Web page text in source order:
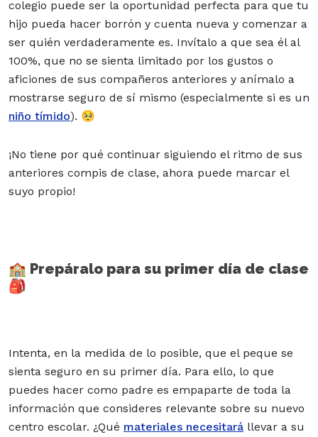
colegio puede ser la oportunidad perfecta para que tu
hijo pueda hacer borrón y cuenta nueva y comenzar a
ser quién verdaderamente es. Invítalo a que sea él al
100%, que no se sienta limitado por los gustos o
aficiones de sus compañeros anteriores y anímalo a
mostrarse seguro de sí mismo (especialmente si es un
niño tímido). 🥺
¡No tiene por qué continuar siguiendo el ritmo de sus
anteriores compis de clase, ahora puede marcar el
suyo propio!
🏫 Prepáralo para su primer día de clase
🎒
Intenta, en la medida de lo posible, que el peque se
sienta seguro en su primer día. Para ello, lo que
puedes hacer como padre es empaparte de toda la
información que consideres relevante sobre su nuevo
centro escolar. ¿Qué materiales necesitará llevar a su